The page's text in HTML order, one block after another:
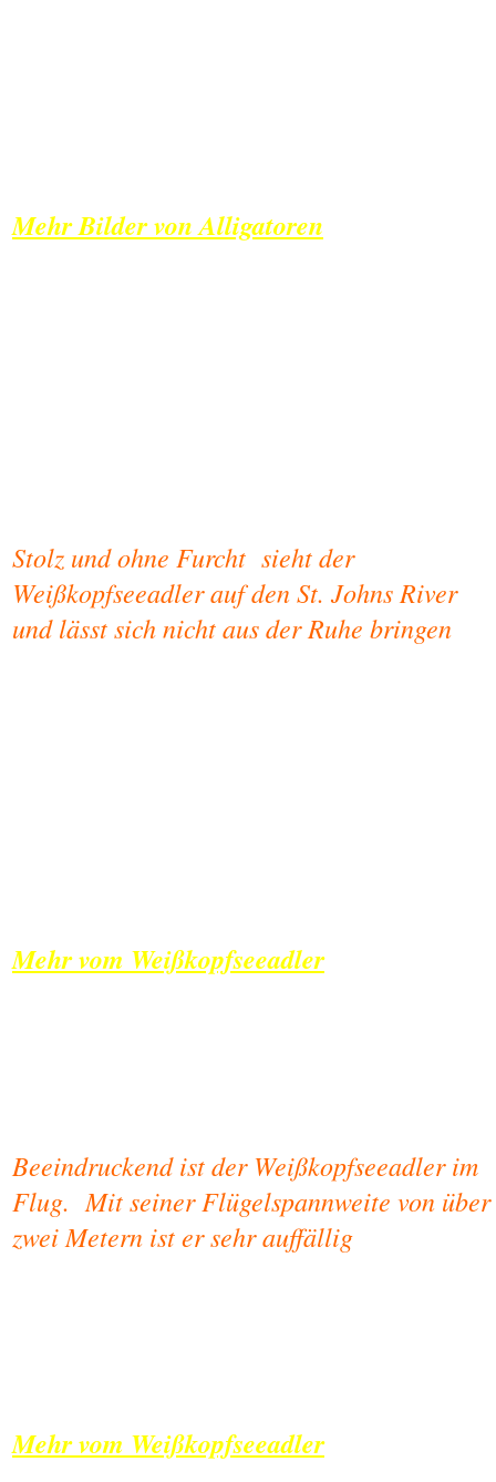
Mehr Bilder von Alligatoren
Stolz und ohne Furcht sieht der
Weißkopfseeadler auf den St. Johns River
und lässt sich nicht aus der Ruhe bringen
Mehr vom Weißkopfseeadler
Beeindruckend ist der Weißkopfseeadler im
Flug. Mit seiner Flügelspannweite von über
zwei Metern ist er sehr auffällig
Mehr vom Weißkopfseeadler